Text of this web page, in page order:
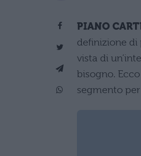
PIANO
definizione di
vista di
bisogno.
segmento